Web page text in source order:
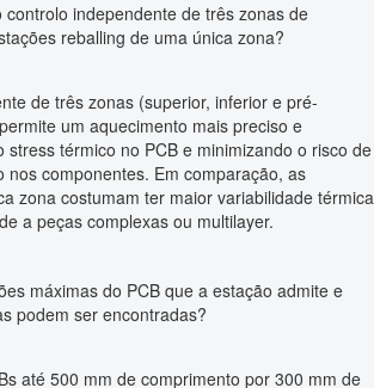
independente de três zonas de
reballing de uma única zona?
de três zonas (superior, inferior e pré-
um aquecimento mais preciso e
stress térmico no PCB e minimizando o risco de
nos componentes. Em comparação, as
zona costumam ter maior variabilidade térmica
a peças complexas ou multilayer.
máximas do PCB que a estação admite e
podem ser encontradas?
até 500 mm de comprimento por 300 mm de